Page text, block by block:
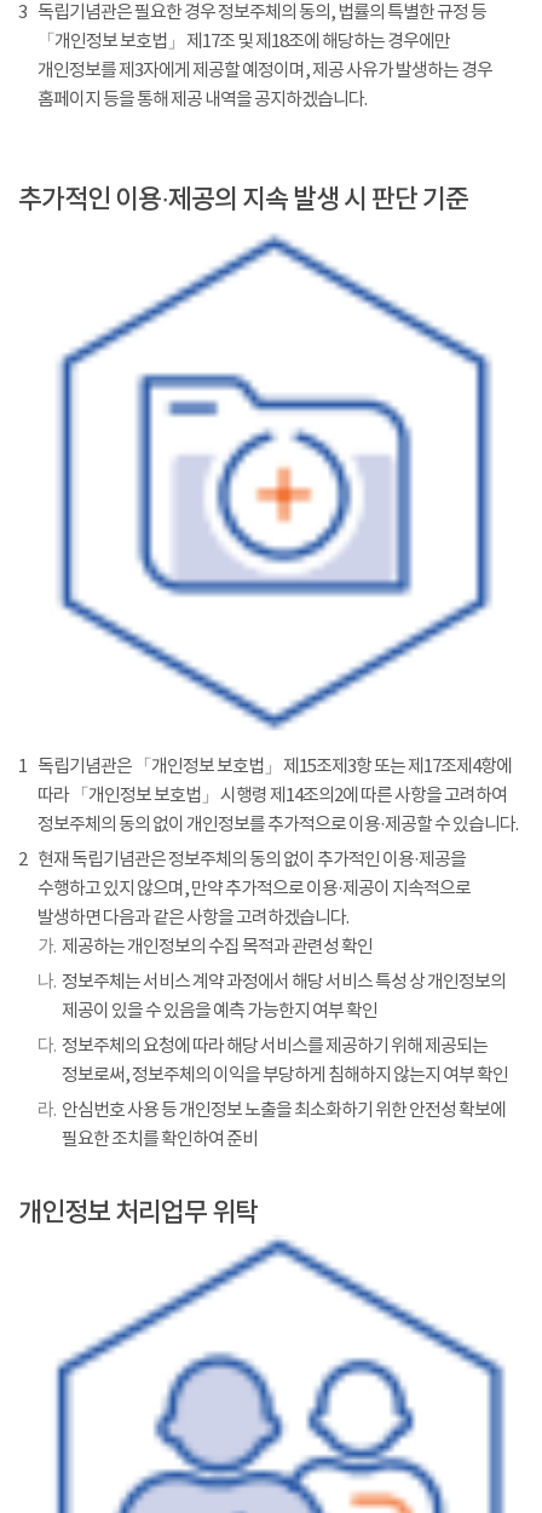
3 독립기념관은 필요한 경우 정보주체의 동의, 법률의 특별한 규정 등
「개인정보 보호법」 제17조 및 제18조에 해당하는 경우에만
개인정보를 제3자에게 제공할 예정이며, 제공 사유가 발생하는 경우
홈페이지 등을 통해 제공 내역을 공지하겠습니다.
추가적인 이용·제공의 지속 발생 시 판단 기준
1 독립기념관은 「개인정보 보호법」 제15조제3항 또는 제17조제4항에
따라 「개인정보 보호법」 시행령 제14조의2에 따른 사항을 고려하여
정보주체의 동의 없이 개인정보를 추가적으로 이용·제공할 수 있습니다.
2 현재 독립기념관은 정보주체의 동의 없이 추가적인 이용·제공을
수행하고 있지 않으며, 만약 추가적으로 이용·제공이 지속적으로
발생하면 다음과 같은 사항을 고려하겠습니다.
가. 제공하는 개인정보의 수집 목적과 관련성 확인
나. 정보주체는 서비스 계약 과정에서 해당 서비스 특성 상 개인정보의
제공이 있을 수 있음을 예측 가능한지 여부 확인
다. 정보주체의 요청에 따라 해당 서비스를 제공하기 위해 제공되는
정보로써, 정보주체의 이익을 부당하게 침해하지 않는지 여부 확인
라. 안심번호 사용 등 개인정보 노출을 최소화하기 위한 안전성 확보에
필요한 조치를 확인하여 준비
개인정보 처리업무 위탁